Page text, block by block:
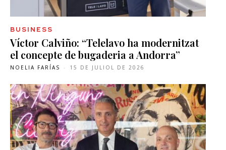
BUSINESS
Víctor Calviño: “Telelavo ha modernitzat
el concepte de bugaderia a Andorra”
NOELIA FARÍAS - 15 DE JULIOL DE 2026